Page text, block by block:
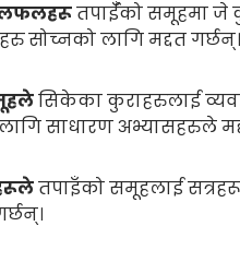
तपाईँको समूहमा जे
सोच्नको लागि मद्दत गर्छन्।
सिकेका कुराहरुलाई
साधारण अभ्यासहरुले
तपाइँको समूहलाई